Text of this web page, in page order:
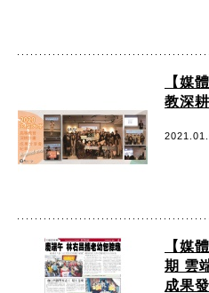
【媒
教深
【媒
期 雲
成果